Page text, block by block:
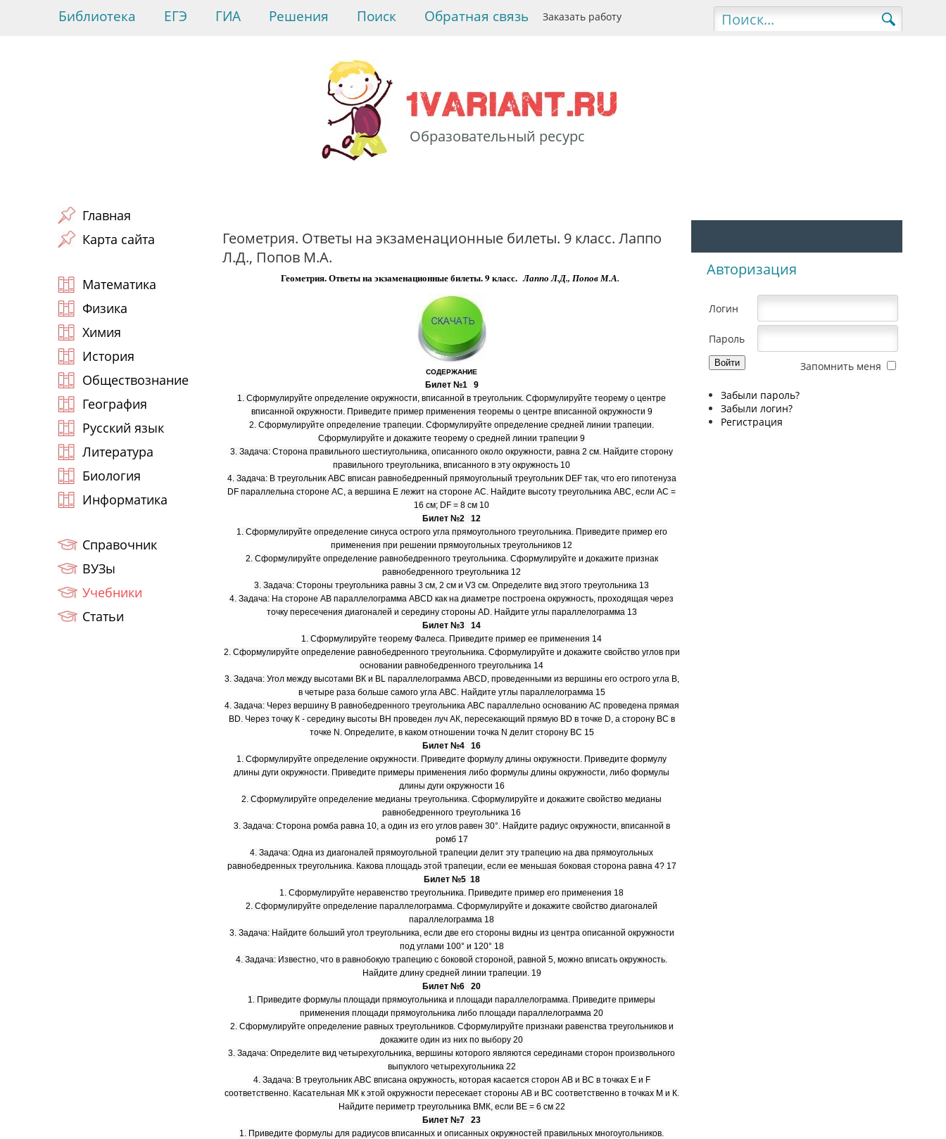
Библиотека ЕГЭ ГИА Решения Поиск Заказать работу
Обратная связь
Образовательный ресурс
экзаменационные
билеты. 9 класс. Лаппо
Главная
Карта сайта
Математика
Физика
Химия
История
Обществознание
География
Русский язык
Литература
Биология
Информатика
Справочник
ВУЗы
Учебники
Статьи
Геометрия. Ответы на экзаменационные билеты. 9 класс. Лаппо
Л.Д., Попов М.А.
Геометрия. Ответы на экзаменационные билеты. 9 класс.Лаппо Л.Д., Попов М.А.
СОДЕРЖАНИЕ
Билет №1 9
1. Сформулируйте определение окружности, вписанной в треугольник. Сформулируйте теорему о центре
вписанной окружности. Приведите пример применения теоремы о центре вписанной окружности 9
2. Сформулируйте определение трапеции. Сформулируйте определение средней линии трапеции.
Сформулируйте и докажите теорему о средней линии трапеции 9
3. Задача: Сторона правильного шестиугольника, описанного около окружности, равна 2 см. Найдите сторону
правильного треугольника, вписанного в эту окружность 10
4. Задача: В треугольник ABC вписан равнобедренный прямоугольный треугольник DEF так, что его гипотенуза
DF параллельна стороне АС, а вершина Е лежит на стороне АС. Найдите высоту треугольника ABC, если АС =
16 см; DF = 8 см 10
Билет №2 12
1. Сформулируйте определение синуса острого угла прямоугольного треугольника. Приведите пример его
применения при решении прямоугольных треугольников 12
2. Сформулируйте определение равнобедренного треугольника. Сформулируйте и докажите признак
равнобедренного треугольника 12
3. Задача: Стороны треугольника равны 3 см, 2 см и V3 см. Определите вид этого треугольника 13
4. Задача: На стороне АВ параллелограмма ABCD как на диаметре построена окружность, проходящая через
точку пересечения диагоналей и середину стороны AD. Найдите углы параллелограмма 13
Билет №3 14
1. Сформулируйте теорему Фалеса. Приведите пример ее применения 14
2. Сформулируйте определение равнобедренного треугольника. Сформулируйте и докажите свойство углов при
основании равнобедренного треугольника 14
3. Задача: Угол между высотами ВК и BL параллелограмма ABCD, проведенными из вершины его острого угла В,
в четыре раза больше самого угла ABC. Найдите утлы параллелограмма 15
4. Задача: Через вершину В равнобедренного треугольника ABC параллельно основанию АС проведена прямая
BD. Через точку К - середину высоты ВН проведен луч АК, пересекающий прямую BD в точке D, а сторону ВС в
точке N. Определите, в каком отношении точка N делит сторону ВС 15
Билет №4 16
1. Сформулируйте определение окружности. Приведите формулу длины окружности. Приведите формулу
длины дуги окружности. Приведите примеры применения либо формулы длины окружности, либо формулы
длины дуги окружности 16
2. Сформулируйте определение медианы треугольника. Сформулируйте и докажите свойство медианы
равнобедренного треугольника 16
3. Задача: Сторона ромба равна 10, а один из его углов равен 30°. Найдите радиус окружности, вписанной в
ромб 17
4. Задача: Одна из диагоналей прямоугольной трапеции делит эту трапецию на два прямоугольных
равнобедренных треугольника. Какова площадь этой трапеции, если ее меньшая боковая сторона равна 4? 17
Билет №5 18
1. Сформулируйте неравенство треугольника. Приведите пример его применения 18
2. Сформулируйте определение параллелограмма. Сформулируйте и докажите свойство диагоналей
параллелограмма 18
3. Задача: Найдите больший угол треугольника, если две его стороны видны из центра описанной окружности
под углами 100° и 120° 18
4. Задача: Известно, что в равнобокую трапецию с боковой стороной, равной 5, можно вписать окружность.
Найдите длину средней линии трапеции. 19
Билет №6 20
1. Приведите формулы площади прямоугольника и площади параллелограмма. Приведите примеры
применения площади прямоугольника либо площади параллелограмма 20
2. Сформулируйте определение равных треугольников. Сформулируйте признаки равенства треугольников и
докажите один из них по выбору 20
3. Задача: Определите вид четырехугольника, вершины которого являются серединами сторон произвольного
выпуклого четырехугольника 22
4. Задача: В треугольник ABC вписана окружность, которая касается сторон АВ и ВС в точках Е и F
соответственно. Касательная МК к этой окружности пересекает стороны АВ и ВС соответственно в точках М и К.
Найдите периметр треугольника ВМК, если BE = 6 см 22
Билет №7 23
1. Приведите формулы для радиусов вписанных и описанных окружностей правильных многоугольников.
Авторизация
Логин
Пароль
Запомнить меня
Забыли пароль?
Забыли логин?
Регистрация